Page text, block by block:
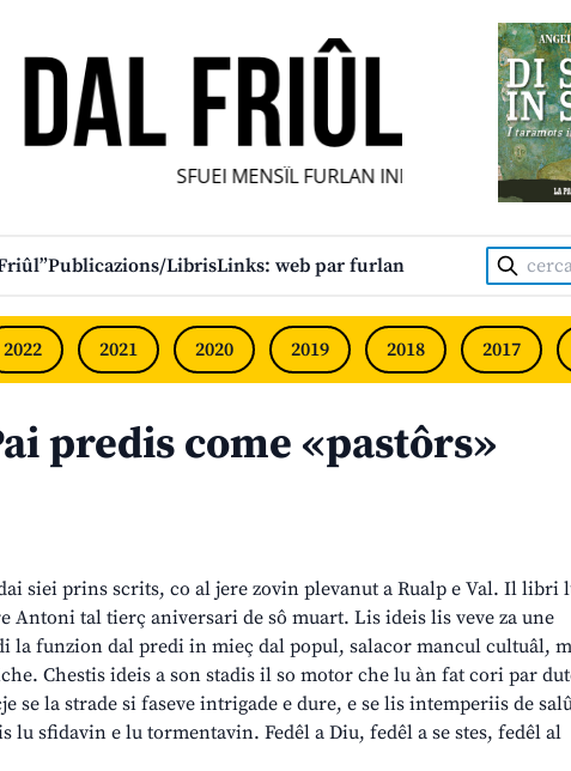
SFUEI MENSÎL FURLAN INDIPENDENT •
Publicazions/LibrisLinks: web par furlan Cerca:
2022 2021 2020 2019 2018 2017
predis come «pastôrs»
siei prins scrits, co al jere zovin plevanut a Rualp e Val. Il libri
Antoni tal tierç aniversari de sô muart. Lis ideis lis veve za une
la funzion dal predi in mieç dal popul, salacor mancul cultuâl,
Chestis ideis a son stadis il so motor che lu àn fat cori par
se la strade si faseve intrigade e dure, e se lis intemperiis de
lu sfidavin e lu tormentavin. Fedêl a Diu, fedêl a se stes, fedêl al